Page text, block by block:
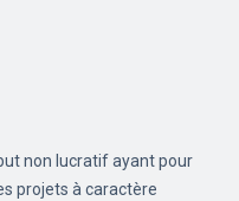
non lucratif ayant pour
projets à caractère